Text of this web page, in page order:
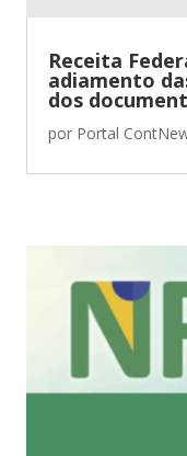
Receita
adiamento
dos
por Portal